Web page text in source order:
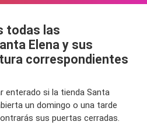
todas las
Elena y sus
correspondientes
enterado si la tienda Santa
un domingo o una tarde
sus puertas cerradas.